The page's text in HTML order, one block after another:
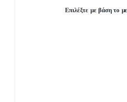
Επιλέξτε με βάση το